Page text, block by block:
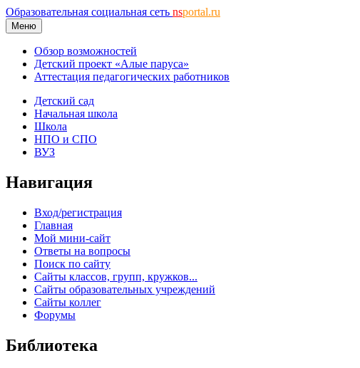
Образовательная социальная сеть nsportal.ru
Меню
Обзор возможностей
Детский проект «Алые паруса»
Аттестация педагогических работников
Детский сад
Начальная школа
Школа
НПО и СПО
ВУЗ
Навигация
Вход/регистрация
Главная
Мой мини-сайт
Ответы на вопросы
Поиск по сайту
Сайты классов, групп, кружков...
Сайты образовательных учреждений
Сайты коллег
Форумы
Библиотека